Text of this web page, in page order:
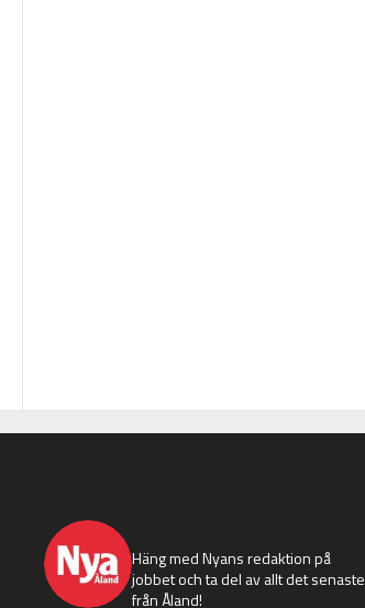
Häng med Nyans redaktion på
jobbet och ta del av allt det senaste
från Åland!